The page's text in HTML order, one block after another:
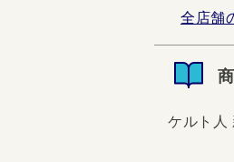
全店舗
ケルト人